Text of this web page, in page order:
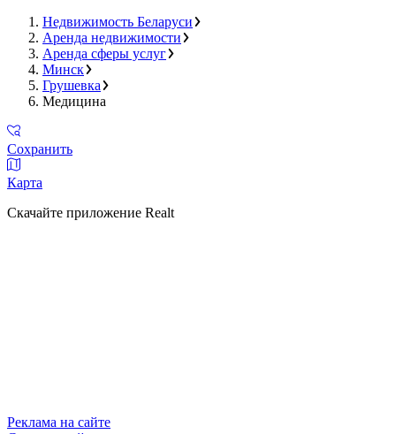
Недвижимость Беларуси
Аренда недвижимости
Аренда сферы услуг
Минск
Грушевка
Медицина
Сохранить
Карта
Скачайте приложение Realt
Реклама на сайте